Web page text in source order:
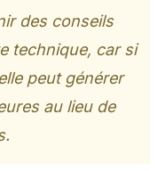
des conseils
technique, car si
peut générer
au lieu de